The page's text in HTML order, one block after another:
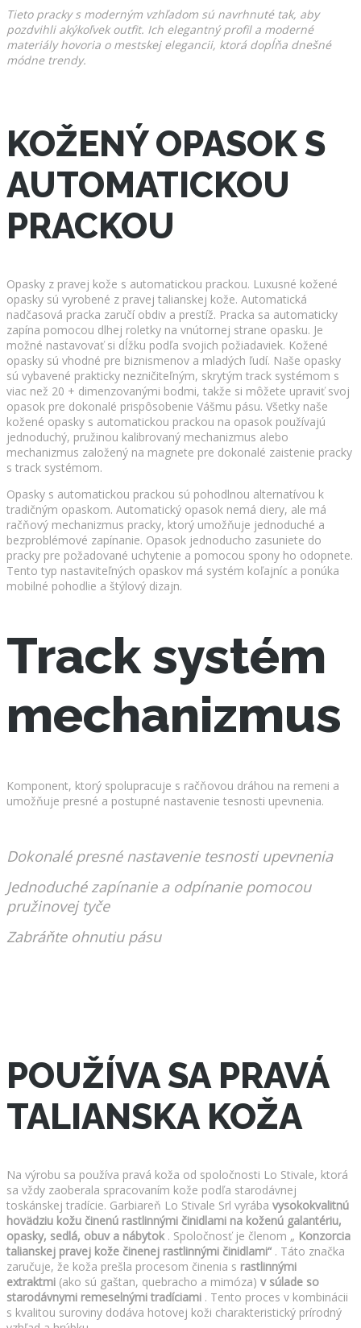
Tieto pracky s moderným vzhľadom sú navrhnuté tak, aby
pozdvihli akýkoľvek outfit. Ich elegantný profil a moderné
materiály hovoria o mestskej elegancii, ktorá dopĺňa dnešné
módne trendy.
KOŽENÝ OPASOK S
AUTOMATICKOU
PRACKOU
Opasky z pravej kože s automatickou prackou. Luxusné kožené
opasky sú vyrobené z pravej talianskej kože. Automatická
nadčasová pracka zaručí obdiv a prestíž. Pracka sa automaticky
zapína pomocou dlhej roletky na vnútornej strane opasku. Je
možné nastavovať si dĺžku podľa svojich požiadaviek. Kožené
opasky sú vhodné pre biznismenov a mladých ľudí. Naše opasky
sú vybavené prakticky nezničiteľným, skrytým track systémom s
viac než 20 + dimenzovanými bodmi, takže si môžete upraviť svoj
opasok pre dokonalé prispôsobenie Vášmu pásu. Všetky naše
kožené opasky s automatickou prackou na opasok používajú
jednoduchý, pružinou kalibrovaný mechanizmus alebo
mechanizmus založený na magnete pre dokonalé zaistenie pracky
s track systémom.
Opasky s automatickou prackou sú pohodlnou alternatívou k
tradičným opaskom. Automatický opasok nemá diery, ale má
račňový mechanizmus pracky, ktorý umožňuje jednoduché a
bezproblémové zapínanie. Opasok jednoducho zasuniete do
pracky pre požadované uchytenie a pomocou spony ho odopnete.
Tento typ nastaviteľných opaskov má systém koľajníc a ponúka
mobilné pohodlie a štýlový dizajn.
Track systém
mechanizmus
Komponent, ktorý spolupracuje s račňovou dráhou na remeni a
umožňuje presné a postupné nastavenie tesnosti upevnenia.
Dokonalé presné nastavenie tesnosti upevnenia
Jednoduché zapínanie a odpínanie pomocou
pružinovej tyče
Zabráňte ohnutiu pásu
POUŽÍVA SA PRAVÁ
TALIANSKA KOŽA
Na výrobu sa používa pravá koža od spoločnosti Lo Stivale, ktorá
sa vždy zaoberala spracovaním kože podľa starodávnej
toskánskej tradície. Garbiareň Lo Stivale Srl vyrába vysokokvalitnú
hovädziu kožu činenú rastlinnými činidlami na koženú galantériu,
opasky, sedlá, obuv a nábytok . Spoločnosť je členom „ Konzorcia
talianskej pravej kože činenej rastlinnými činidlami“ . Táto značka
zaručuje, že koža prešla procesom činenia s rastlinnými
extraktmi (ako sú gaštan, quebracho a mimóza) v súlade so
starodávnymi remeselnými tradíciami . Tento proces v kombinácii
s kvalitou suroviny dodáva hotovej koži charakteristický prírodný